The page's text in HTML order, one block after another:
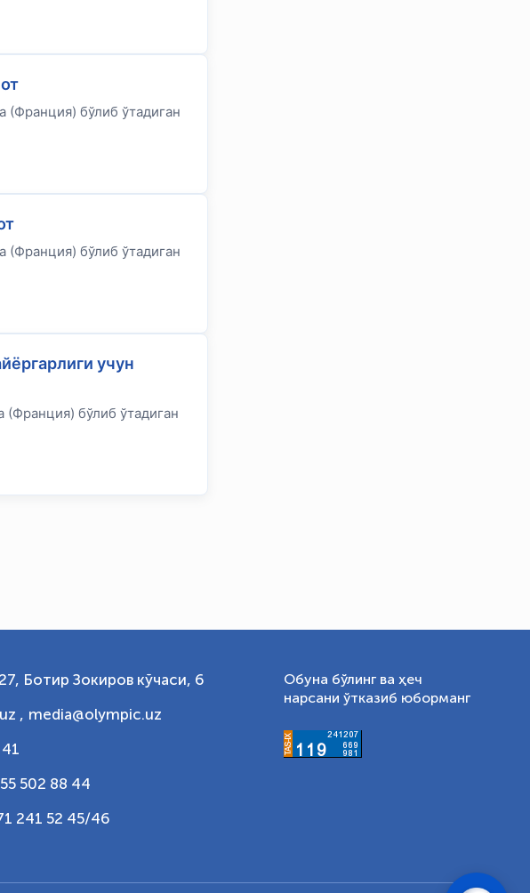
(Франция) бўлиб ўтадиган
(Франция) бўлиб ўтадиган
учун
бўлиб ўтадиган
Ботир Зокиров кўчаси, 6
, media@olympic.uz
502 88 44
241 52 45/46
Обуна бўлинг ва ҳеч
нарсани ўтказиб юборманг